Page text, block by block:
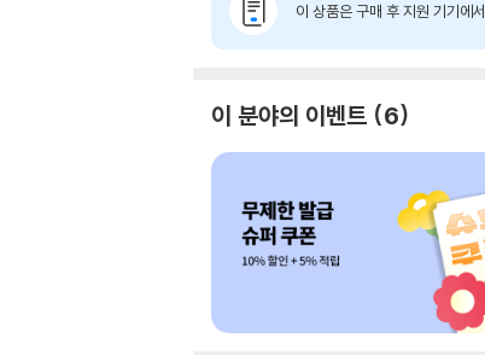
이 상품은 구매 후 지원 기기에서
이 분야의 이벤트 6